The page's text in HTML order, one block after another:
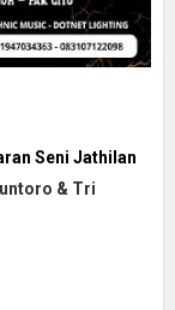
Seni Jathilan
& Tri